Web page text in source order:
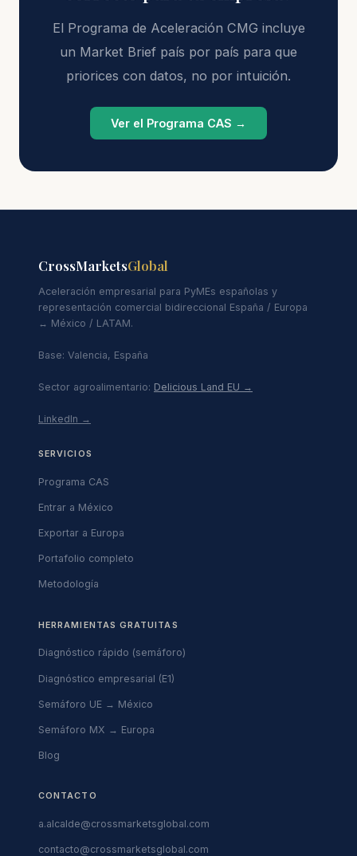
El Programa de Aceleración CMG incluye
un Market Brief país por país para que
priorices con datos, no por intuición.
Ver el Programa CAS →
CrossMarketsGlobal
Aceleración empresarial para PyMEs españolas y
representación comercial bidireccional España / Europa
↔ México / LATAM.
Base: Valencia, España
Sector agroalimentario: Delicious Land EU →
LinkedIn →
SERVICIOS
Programa CAS
Entrar a México
Exportar a Europa
Portafolio completo
Metodología
HERRAMIENTAS GRATUITAS
Diagnóstico rápido (semáforo)
Diagnóstico empresarial (E1)
Semáforo UE → México
Semáforo MX → Europa
Blog
CONTACTO
a.alcalde@crossmarketsglobal.com
contacto@crossmarketsglobal.com